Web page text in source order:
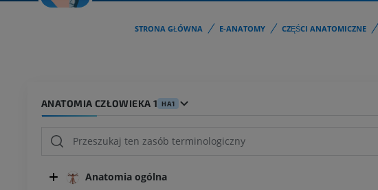
STRONA GŁÓWNA E-ANATOMY CZĘŚCI ANATOMICZNE
ANATOMIA CZŁOWIEKA 1 HA1
Anatomia ogólna